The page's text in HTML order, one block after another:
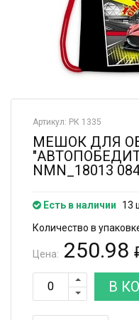
Артикул: РК 1335
МЕШОК ДЛЯ
NMN_18013
Есть в наличии
13
Количество в
Цена: 250.98
В